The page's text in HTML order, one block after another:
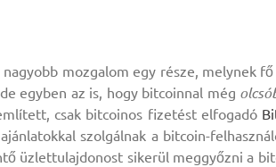
mozgalom egy része, melynek
egyben az is, hogy bitcoinnal még
csak bitcoinos fizetést elfogadó
szolgálnak a bitcoin-
üzlettulajdonost sikerül meggyőzni a